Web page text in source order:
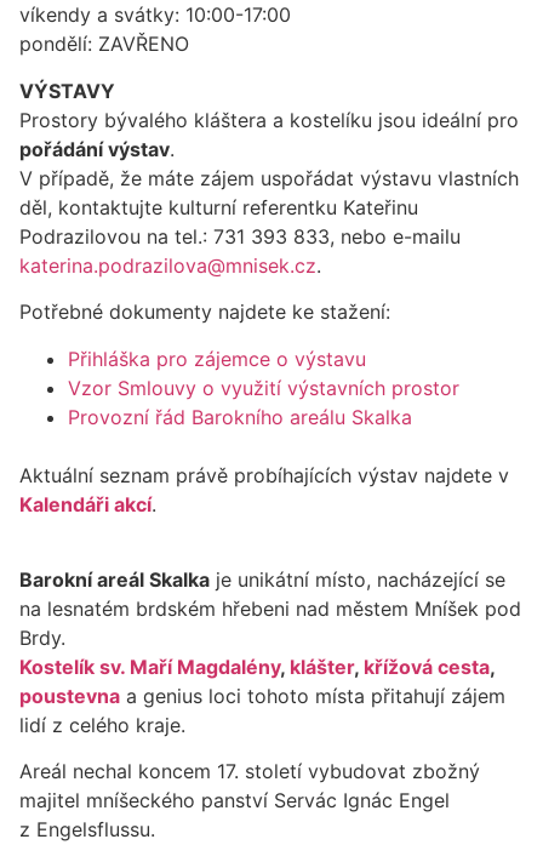
víkendy a svátky: 10:00-17:00
pondělí: ZAVŘENO
VÝSTAVY
Prostory bývalého kláštera a kostelíku jsou ideální pro
pořádání výstav.
V případě, že máte zájem uspořádat výstavu vlastních
děl, kontaktujte kulturní referentku Kateřinu
Podrazilovou na tel.: 731 393 833, nebo e-mailu
katerina.podrazilova@mnisek.cz.
Potřebné dokumenty najdete ke stažení:
Přihláška pro zájemce o výstavu
Vzor Smlouvy o využití výstavních prostor
Provozní řád Barokního areálu Skalka
Aktuální seznam právě probíhajících výstav najdete v
Kalendáři akcí.
Barokní areál Skalka je unikátní místo, nacházející se
na lesnatém brdském hřebeni nad městem Mníšek pod
Brdy.
Kostelík sv. Maří Magdalény, klášter, křížová cesta,
poustevna a genius loci tohoto místa přitahují zájem
lidí z celého kraje.
Areál nechal koncem 17. století vybudovat zbožný
majitel mníšeckého panství Servác Ignác Engel
z Engelsflussu.